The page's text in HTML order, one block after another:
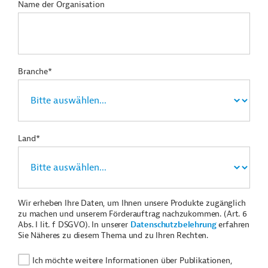
Name der Organisation
Branche*
Land*
Wir erheben Ihre Daten, um Ihnen unsere Produkte zugänglich
zu machen und unserem Förderauftrag nachzukommen. (Art. 6
Abs. I lit. f DSGVO). In unserer Datenschutzbelehrungerfahren
Sie Näheres zu diesem Thema und zu Ihren Rechten.
Ich möchte weitere Informationen über Publikationen,